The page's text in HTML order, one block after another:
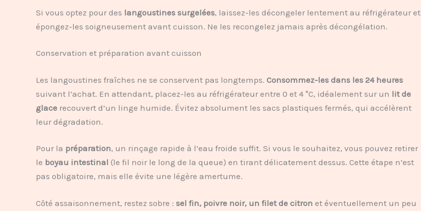
Si vous optez pour des langoustines surgelées, laissez-les décongeler lentement au réfrigérateur et
épongez-les soigneusement avant cuisson. Ne les recongelez jamais après décongélation.
Conservation et préparation avant cuisson
Les langoustines fraîches ne se conservent pas longtemps. Consommez-les dans les 24 heures
suivant l’achat. En attendant, placez-les au réfrigérateur entre 0 et 4 °C, idéalement sur un lit de
glace recouvert d’un linge humide. Évitez absolument les sacs plastiques fermés, qui accélèrent
leur dégradation.
Pour la préparation, un rinçage rapide à l’eau froide suffit. Si vous le souhaitez, vous pouvez retirer
le boyau intestinal (le fil noir le long de la queue) en tirant délicatement dessus. Cette étape n’est
pas obligatoire, mais elle évite une légère amertume.
Côté assaisonnement, restez sobre : sel fin, poivre noir, un filet de citron et éventuellement un peu